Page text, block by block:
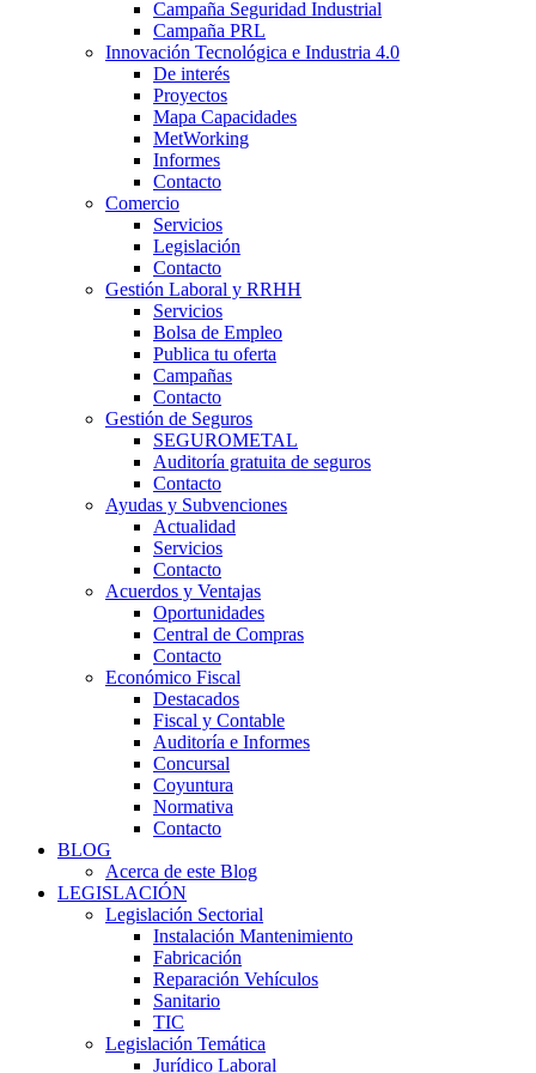
Campaña Seguridad Industrial
Campaña PRL
Innovación Tecnológica e Industria 4.0
De interés
Proyectos
Mapa Capacidades
MetWorking
Informes
Contacto
Comercio
Servicios
Legislación
Contacto
Gestión Laboral y RRHH
Servicios
Bolsa de Empleo
Publica tu oferta
Campañas
Contacto
Gestión de Seguros
SEGUROMETAL
Auditoría gratuita de seguros
Contacto
Ayudas y Subvenciones
Actualidad
Servicios
Contacto
Acuerdos y Ventajas
Oportunidades
Central de Compras
Contacto
Económico Fiscal
Destacados
Fiscal y Contable
Auditoría e Informes
Concursal
Coyuntura
Normativa
Contacto
BLOG
Acerca de este Blog
LEGISLACIÓN
Legislación Sectorial
Instalación Mantenimiento
Fabricación
Reparación Vehículos
Sanitario
TIC
Legislación Temática
Jurídico Laboral